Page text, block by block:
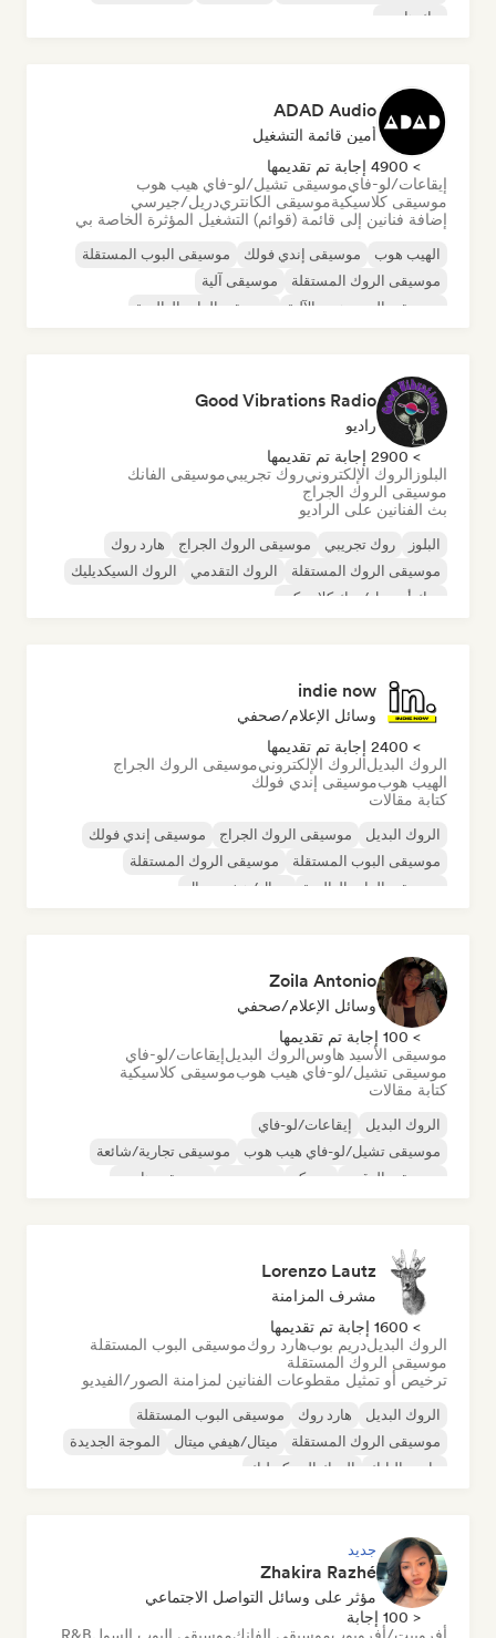
تيك هاوس
ADAD Audio
أمين قائمة التشغيل
> 4900 إجابة تم تقديمها
إيقاعات/لو-فايموسيقى تشيل/لو-فاي هيب هوب
موسيقى كلاسيكيةموسيقى الكانتريدريل/جيرسي
إضافة فنانين إلى قائمة (قوائم) التشغيل المؤثرة الخاصة بي
الهيب هوب موسيقى إندي فولك
موسيقى البوب المستقلة
موسيقى الروك المستقلة
موسيقى آلية
موسيقى الهيب هوب الآلية
موسيقى الراب العالمية
Good Vibrations Radio
راديو
> 2900 إجابة تم تقديمها
البلوز الروك الإلكترونيروك تجريبيموسيقى الفانك
موسيقى الروك الجراج
بث الفنانين على الراديو
البلوز روك تجريبي موسيقى الروك الجراج
هارد روك
موسيقى الروك المستقلة
الروك التقدمي
الروك السيكديليك
روك أند رول/روك كلاسيكي
indie now
وسائل الإعلام/صحفي
> 2400 إجابة تم تقديمها
الروك البديلالروك الإلكترونيموسيقى الروك الجراج
الهيب هوبموسيقى إندي فولك
كتابة مقالات
الروك البديل موسيقى الروك الجراج
موسيقى إندي فولك
موسيقى البوب المستقلة
موسيقى الروك المستقلة
موسيقى الراب العالمية
ميتال/هيفي ميتال
Zoila Antonio
وسائل الإعلام/صحفي
> 100 إجابة تم تقديمها
موسيقى الأسيد هاوسالروك البديلإيقاعات/لو-فاي
موسيقى تشيل/لو-فاي هيب هوبموسيقى كلاسيكية
كتابة مقالات
الروك البديل
إيقاعات/لو-فاي
موسيقى تشيل/لو-فاي هيب هوب
موسيقى تجارية/شائعة
موسيقى الرقص
ديسكو موسيقى هاوس
Lorenzo Lautz
مشرف المزامنة
> 1600 إجابة تم تقديمها
الروك البديلدريم بوبهارد روكموسيقى البوب المستقلة
موسيقى الروك المستقلة
ترخيص أو تمثيل مقطوعات الفنانين لمزامنة الصور/الفيديو
الروك البديل هارد روك
موسيقى البوب المستقلة
موسيقى الروك المستقلة
ميتال/هيفي ميتال
الموجة الجديدة
ما بعد البانك
الروك السيكديليك
جديد
Zhakira Razhé
مؤثر على وسائل التواصل الاجتماعي
< 100 إجابة